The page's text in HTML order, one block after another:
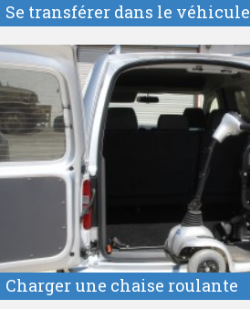
Se transférer dans le véhicule
Charger une chaise roulante